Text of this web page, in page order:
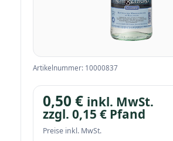
Artikelnummer: 10000837
0,50 € inkl. MwSt.
zzgl. 0,15 € Pfand
Preise inkl. MwSt.